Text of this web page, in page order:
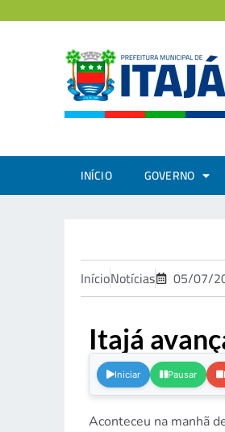
INÍCIO GOVERNO
InícioNotícias 05/07/
Itajá
Iniciar Pausar
Aconteceu na manhã